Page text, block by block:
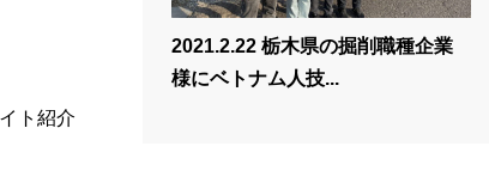
2021.2.22 栃木県の掘削職種企業
様にベトナム人技...
ト紹介